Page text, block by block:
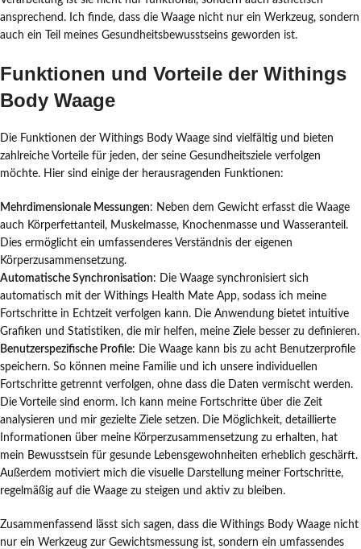
ansprechend. Ich finde, dass die Waage nicht nur ein Werkzeug, sondern
auch ein Teil meines Gesundheitsbewusstseins geworden ist.
Funktionen und Vorteile der Withings
Body Waage
Die Funktionen der Withings Body Waage sind vielfältig und bieten
zahlreiche Vorteile für jeden, der seine Gesundheitsziele verfolgen
möchte. Hier sind einige der herausragenden Funktionen:
Mehrdimensionale Messungen: Neben dem Gewicht erfasst die Waage
auch Körperfettanteil, Muskelmasse, Knochenmasse und Wasseranteil.
Dies ermöglicht ein umfassenderes Verständnis der eigenen
Körperzusammensetzung.
Automatische Synchronisation: Die Waage synchronisiert sich
automatisch mit der Withings Health Mate App, sodass ich meine
Fortschritte in Echtzeit verfolgen kann. Die Anwendung bietet intuitive
Grafiken und Statistiken, die mir helfen, meine Ziele besser zu definieren.
Benutzerspezifische Profile: Die Waage kann bis zu acht Benutzerprofile
speichern. So können meine Familie und ich unsere individuellen
Fortschritte getrennt verfolgen, ohne dass die Daten vermischt werden.
Die Vorteile sind enorm. Ich kann meine Fortschritte über die Zeit
analysieren und mir gezielte Ziele setzen. Die Möglichkeit, detaillierte
Informationen über meine Körperzusammensetzung zu erhalten, hat
mein Bewusstsein für gesunde Lebensgewohnheiten erheblich geschärft.
Außerdem motiviert mich die visuelle Darstellung meiner Fortschritte,
regelmäßig auf die Waage zu steigen und aktiv zu bleiben.
Zusammenfassend lässt sich sagen, dass die Withings Body Waage nicht
nur ein Werkzeug zur Gewichtsmessung ist, sondern ein umfassendes